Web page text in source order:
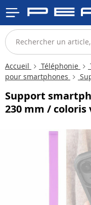
Accueil Téléphonie
pour smartphones
Support
230 mm / coloris